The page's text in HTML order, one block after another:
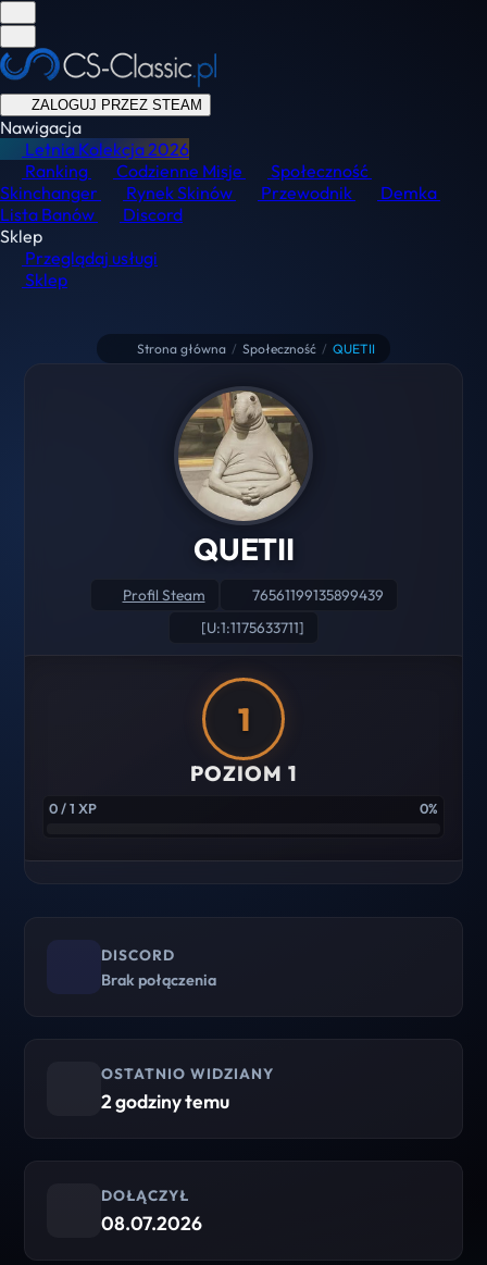
ZALOGUJ PRZEZ STEAM
Nawigacja
Letnia Kolekcja2026
Ranking
Codzienne Misje
Społeczność
Skinchanger
Rynek Skinów Przewodnik
Demka
Lista Banów
Discord
Sklep
Przeglądaj usługi
Sklep
Strona główna / Społeczność / QUETII
QUETII
Profil Steam
76561199135899439
[U:1:1175633711]
1
POZIOM 1
0 / 1 XP 0%
DISCORD
Brak połączenia
OSTATNIO WIDZIANY
2 godziny temu
DOŁĄCZYŁ
08.07.2026